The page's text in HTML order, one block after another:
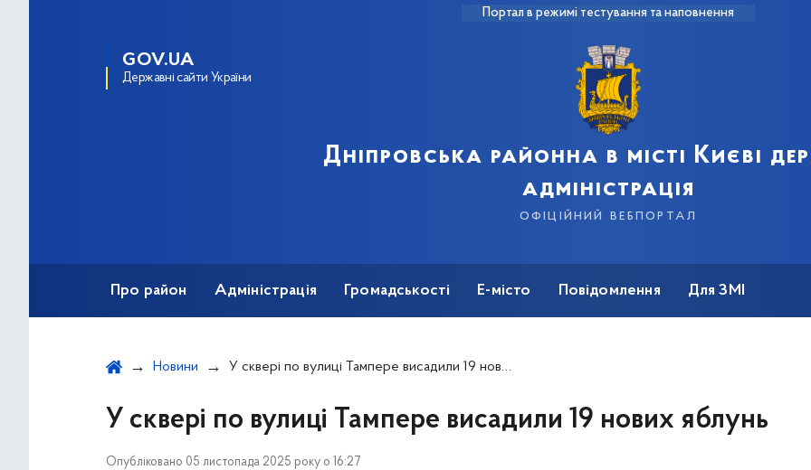
Портал в режимі тестування та наповнення
GOV.UA
Державні сайти України
Дніпровська районна в місті Києві
адміністрація
офіційний вебпортал
Про район Адміністрація Громадськості Е-місто Повідомлення Для ЗМІ
Новини У сквері по вулиці Тампере висадили 19 нових яблунь
У сквері по вулиці Тампере висадили 19 нових яблунь
Опубліковано 05 листопада 2025 року о 16:27